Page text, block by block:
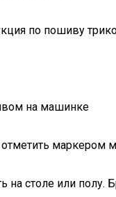
по пошиву
на машинке
маркером
на столе или